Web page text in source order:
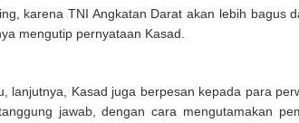
karena TNI Angkatan Darat akan lebih bagus
mengutip pernyataan Kasad.
lanjutnya, Kasad juga berpesan kepada para
jawab, dengan cara mengutamakan